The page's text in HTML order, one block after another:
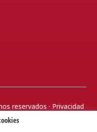
reservados · Privacidad